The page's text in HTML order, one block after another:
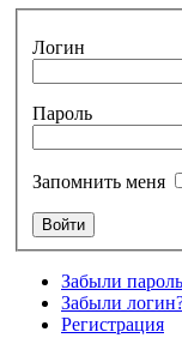
Логин
Пароль
Запомнить меня
Забыли
Забыли
Регистрация